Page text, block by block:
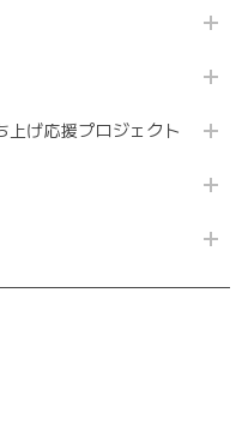
上げ応援プロジェクト